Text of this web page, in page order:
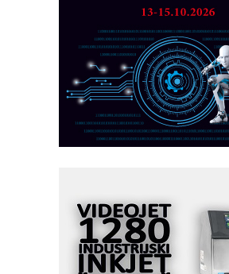
Razvoj asortimanskog
PLC AKYTEC
AUKOM: Svetski standard
dostupan u Srbiji
MOTOMAN – NEXT-
veštačkom inteligencijom
I.SAFE MOBILE
Fleksibilno stezanje i brzo
podešavanje u proizvodnji
KIP KOP – napredna
savremene industrijske i
objekte